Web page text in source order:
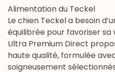
Alimentation du Teckel
Le chien Teckel a besoin
équilibrée pour favoriser
Ultra Premium Direct
haute qualité, formulée
soigneusement